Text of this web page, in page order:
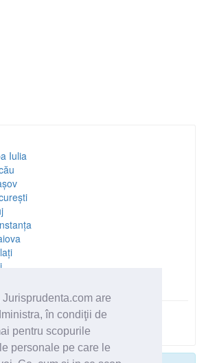
are
în condiţii de
pentru scopurile
personale pe care le
Iulia